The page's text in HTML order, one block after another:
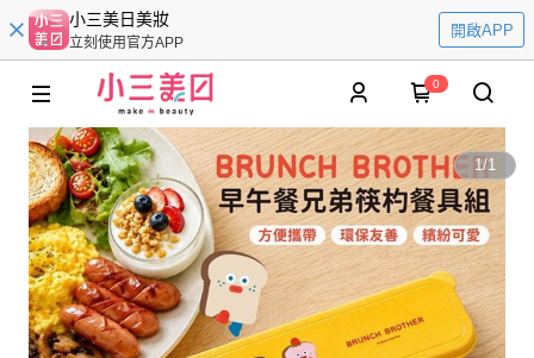
小三美日美妝
立刻使用官方APP
開啟APP
0
1/1